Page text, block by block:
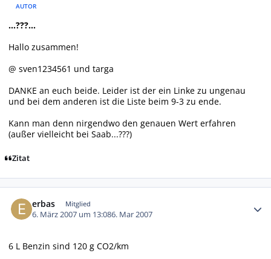
AUTOR
...???...
Hallo zusammen!
@ sven1234561 und targa
DANKE an euch beide. Leider ist der ein Linke zu ungenau
und bei dem anderen ist die Liste beim 9-3 zu ende.
Kann man denn nirgendwo den genauen Wert erfahren
(außer vielleicht bei Saab...???)
Zitat
erbas Mitglied
6. März 2007 um 13:086. Mar 2007
6 L Benzin sind 120 g CO2/km